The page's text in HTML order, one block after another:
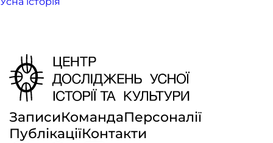
ЗаписиКомандаПерсоналії
ПублікаціїКонтакти